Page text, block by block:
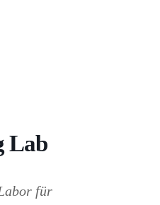
Lab
für